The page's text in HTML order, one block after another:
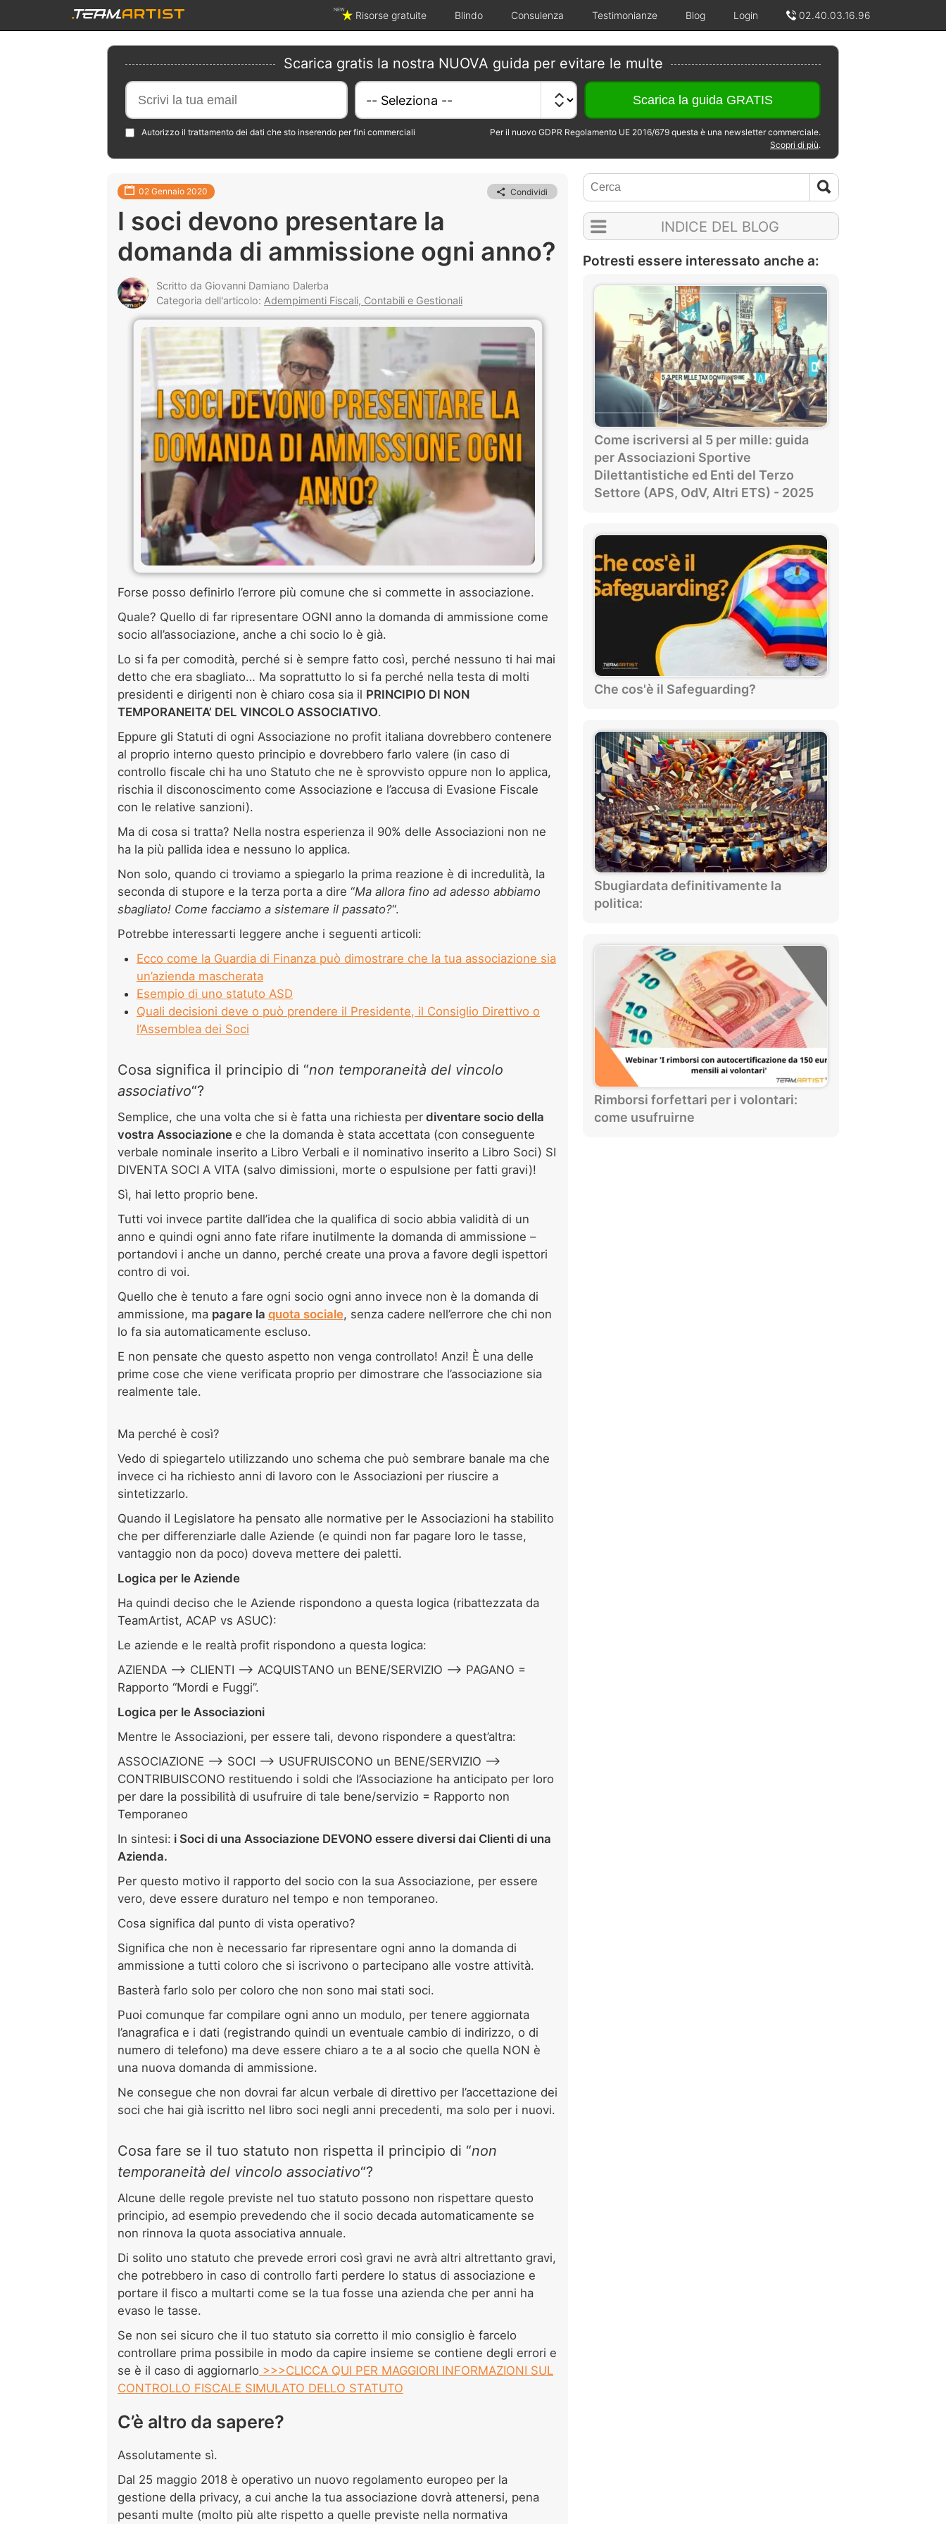
NEW Risorse gratuite Blindo Consulenza Testimonianze Blog Login 02.40.03.16.96
Scarica gratis la nostra NUOVA guida per evitare le multe
Autorizzo il trattamento dei dati che sto inserendo per fini commerciali
Per il nuovo GDPR Regolamento UE 2016/679 questa è una newsletter commerciale.
Scopri di più.
02 Gennaio 2020 Condividi
I soci devono presentare la
domanda di ammissione ogni anno?
Scritto da Giovanni Damiano Dalerba
Categoria dell'articolo: Adempimenti Fiscali, Contabili e Gestionali
Forse posso definirlo l’errore più comune che si commette in associazione.
Quale? Quello di far ripresentare OGNI anno la domanda di ammissione come
socio all’associazione, anche a chi socio lo è già.
Lo si fa per comodità, perché si è sempre fatto così, perché nessuno ti hai mai
detto che era sbagliato… Ma soprattutto lo si fa perché nella testa di molti
presidenti e dirigenti non è chiaro cosa sia il PRINCIPIO DI NON
TEMPORANEITA’ DEL VINCOLO ASSOCIATIVO.
Eppure gli Statuti di ogni Associazione no profit italiana dovrebbero contenere
al proprio interno questo principio e dovrebbero farlo valere (in caso di
controllo fiscale chi ha uno Statuto che ne è sprovvisto oppure non lo applica,
rischia il disconoscimento come Associazione e l’accusa di Evasione Fiscale
con le relative sanzioni).
Ma di cosa si tratta? Nella nostra esperienza il 90% delle Associazioni non ne
ha la più pallida idea e nessuno lo applica.
Non solo, quando ci troviamo a spiegarlo la prima reazione è di incredulità, la
seconda di stupore e la terza porta a dire “Ma allora fino ad adesso abbiamo
sbagliato! Come facciamo a sistemare il passato?“.
Potrebbe interessarti leggere anche i seguenti articoli:
Ecco come la Guardia di Finanza può dimostrare che la tua associazione sia
un’azienda mascherata
Esempio di uno statuto ASD
Quali decisioni deve o può prendere il Presidente, il Consiglio Direttivo o
l’Assemblea dei Soci
Cosa significa il principio di “non temporaneità del vincolo
associativo“?
Semplice, che una volta che si è fatta una richiesta per diventare socio della
vostra Associazione e che la domanda è stata accettata (con conseguente
verbale nominale inserito a Libro Verbali e il nominativo inserito a Libro Soci) SI
DIVENTA SOCI A VITA (salvo dimissioni, morte o espulsione per fatti gravi)!
Sì, hai letto proprio bene.
Tutti voi invece partite dall’idea che la qualifica di socio abbia validità di un
anno e quindi ogni anno fate rifare inutilmente la domanda di ammissione –
portandovi i anche un danno, perché create una prova a favore degli ispettori
contro di voi.
Quello che è tenuto a fare ogni socio ogni anno invece non è la domanda di
ammissione, ma pagare la quota sociale, senza cadere nell’errore che chi non
lo fa sia automaticamente escluso.
E non pensate che questo aspetto non venga controllato! Anzi! È una delle
prime cose che viene verificata proprio per dimostrare che l’associazione sia
realmente tale.
Ma perché è così?
Vedo di spiegartelo utilizzando uno schema che può sembrare banale ma che
invece ci ha richiesto anni di lavoro con le Associazioni per riuscire a
sintetizzarlo.
Quando il Legislatore ha pensato alle normative per le Associazioni ha stabilito
che per differenziarle dalle Aziende (e quindi non far pagare loro le tasse,
vantaggio non da poco) doveva mettere dei paletti.
Logica per le Aziende
Ha quindi deciso che le Aziende rispondono a questa logica (ribattezzata da
TeamArtist, ACAP vs ASUC):
Le aziende e le realtà profit rispondono a questa logica:
AZIENDA –> CLIENTI –> ACQUISTANO un BENE/SERVIZIO –> PAGANO =
Rapporto “Mordi e Fuggi”.
Logica per le Associazioni
Mentre le Associazioni, per essere tali, devono rispondere a quest’altra:
ASSOCIAZIONE –> SOCI –> USUFRUISCONO un BENE/SERVIZIO –>
CONTRIBUISCONO restituendo i soldi che l’Associazione ha anticipato per loro
per dare la possibilità di usufruire di tale bene/servizio = Rapporto non
Temporaneo
In sintesi: i Soci di una Associazione DEVONO essere diversi dai Clienti di una
Azienda.
Per questo motivo il rapporto del socio con la sua Associazione, per essere
vero, deve essere duraturo nel tempo e non temporaneo.
Cosa significa dal punto di vista operativo?
Significa che non è necessario far ripresentare ogni anno la domanda di
ammissione a tutti coloro che si iscrivono o partecipano alle vostre attività.
Basterà farlo solo per coloro che non sono mai stati soci.
Puoi comunque far compilare ogni anno un modulo, per tenere aggiornata
l’anagrafica e i dati (registrando quindi un eventuale cambio di indirizzo, o di
numero di telefono) ma deve essere chiaro a te a al socio che quella NON è
una nuova domanda di ammissione.
Ne consegue che non dovrai far alcun verbale di direttivo per l’accettazione dei
soci che hai già iscritto nel libro soci negli anni precedenti, ma solo per i nuovi.
Cosa fare se il tuo statuto non rispetta il principio di “non
temporaneità del vincolo associativo“?
Alcune delle regole previste nel tuo statuto possono non rispettare questo
principio, ad esempio prevedendo che il socio decada automaticamente se
non rinnova la quota associativa annuale.
Di solito uno statuto che prevede errori così gravi ne avrà altri altrettanto gravi,
che potrebbero in caso di controllo farti perdere lo status di associazione e
portare il fisco a multarti come se la tua fosse una azienda che per anni ha
evaso le tasse.
Se non sei sicuro che il tuo statuto sia corretto il mio consiglio è farcelo
controllare prima possibile in modo da capire insieme se contiene degli errori e
se è il caso di aggiornarlo >>>CLICCA QUI PER MAGGIORI INFORMAZIONI SUL
CONTROLLO FISCALE SIMULATO DELLO STATUTO
C’è altro da sapere?
Assolutamente sì.
Dal 25 maggio 2018 è operativo un nuovo regolamento europeo per la
gestione della privacy, a cui anche la tua associazione dovrà attenersi, pena
pesanti multe (molto più alte rispetto a quelle previste nella normativa
INDICE DEL BLOG
Potresti essere interessato anche a:
Come iscriversi al 5 per mille: guida
per Associazioni Sportive
Dilettantistiche ed Enti del Terzo
Settore (APS, OdV, Altri ETS) - 2025
Che cos'è il Safeguarding?
Sbugiardata definitivamente la
politica:
Rimborsi forfettari per i volontari:
come usufruirne